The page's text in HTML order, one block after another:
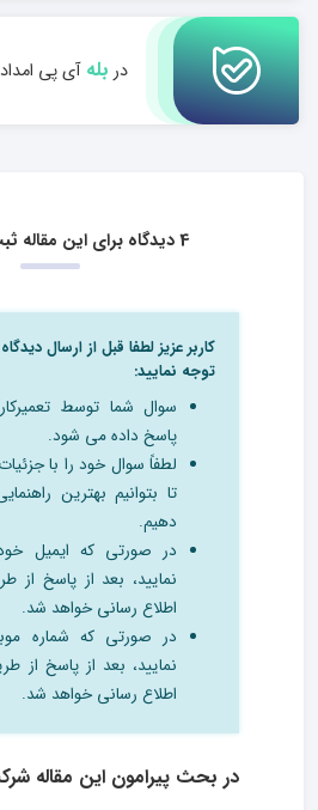
در بلهآی پی امداد
4 دیدگاه برای این مقاله ثبت شده است
کاربر عزیز لطفا قبل از ارسال
توجه نمایید:
سوال شما توسط
پاسخ داده می شود.
لطفاً سوال خود را با
تا بتوانیم بهترین
دهیم.
در صورتی که ایمیل
نمایید، بعد از پاسخ از
اطلاع رسانی خواهد شد.
در صورتی که شماره
نمایید، بعد از پاسخ از
اطلاع رسانی خواهد شد.
در بحث‌ پیرامون این مقاله